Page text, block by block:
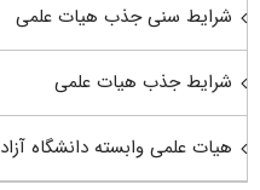
شرایط سنی جذب هیات علمی
شرایط جذب هیات علمی
هیات علمی وابسته دانشگاه آزاد